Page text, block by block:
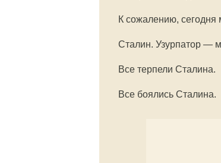
К сожалению, сегодня
Сталин. Узурпатор —
Все терпели Сталина.
Все боялись Сталина.